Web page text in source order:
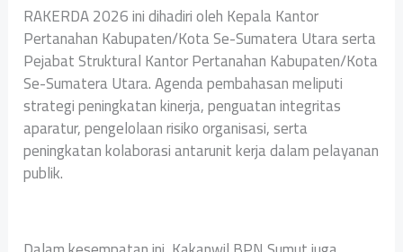
RAKERDA 2026 ini dihadiri oleh Kepala Kantor
Pertanahan Kabupaten/Kota Se-Sumatera Utara serta
Pejabat Struktural Kantor Pertanahan Kabupaten/Kota
Se-Sumatera Utara. Agenda pembahasan meliputi
strategi peningkatan kinerja, penguatan integritas
aparatur, pengelolaan risiko organisasi, serta
peningkatan kolaborasi antarunit kerja dalam pelayanan
publik.